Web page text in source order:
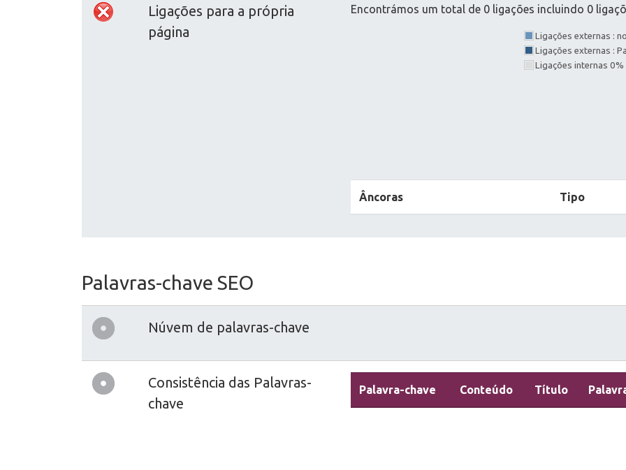
Ligações para a própria
página
Encontrámos um total de 0 ligações incluindo 0
Ligações externas :
Ligações externas :
Ligações internas 0%
Âncoras Tipo
Palavras-chave SEO
Núvem de palavras-chave
Consistência das Palavras-
chave
Palavra-chave Conteúdo Título